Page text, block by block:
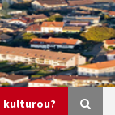
kulturou?